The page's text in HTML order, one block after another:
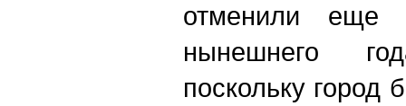
отменили еще
нынешнего
поскольку город